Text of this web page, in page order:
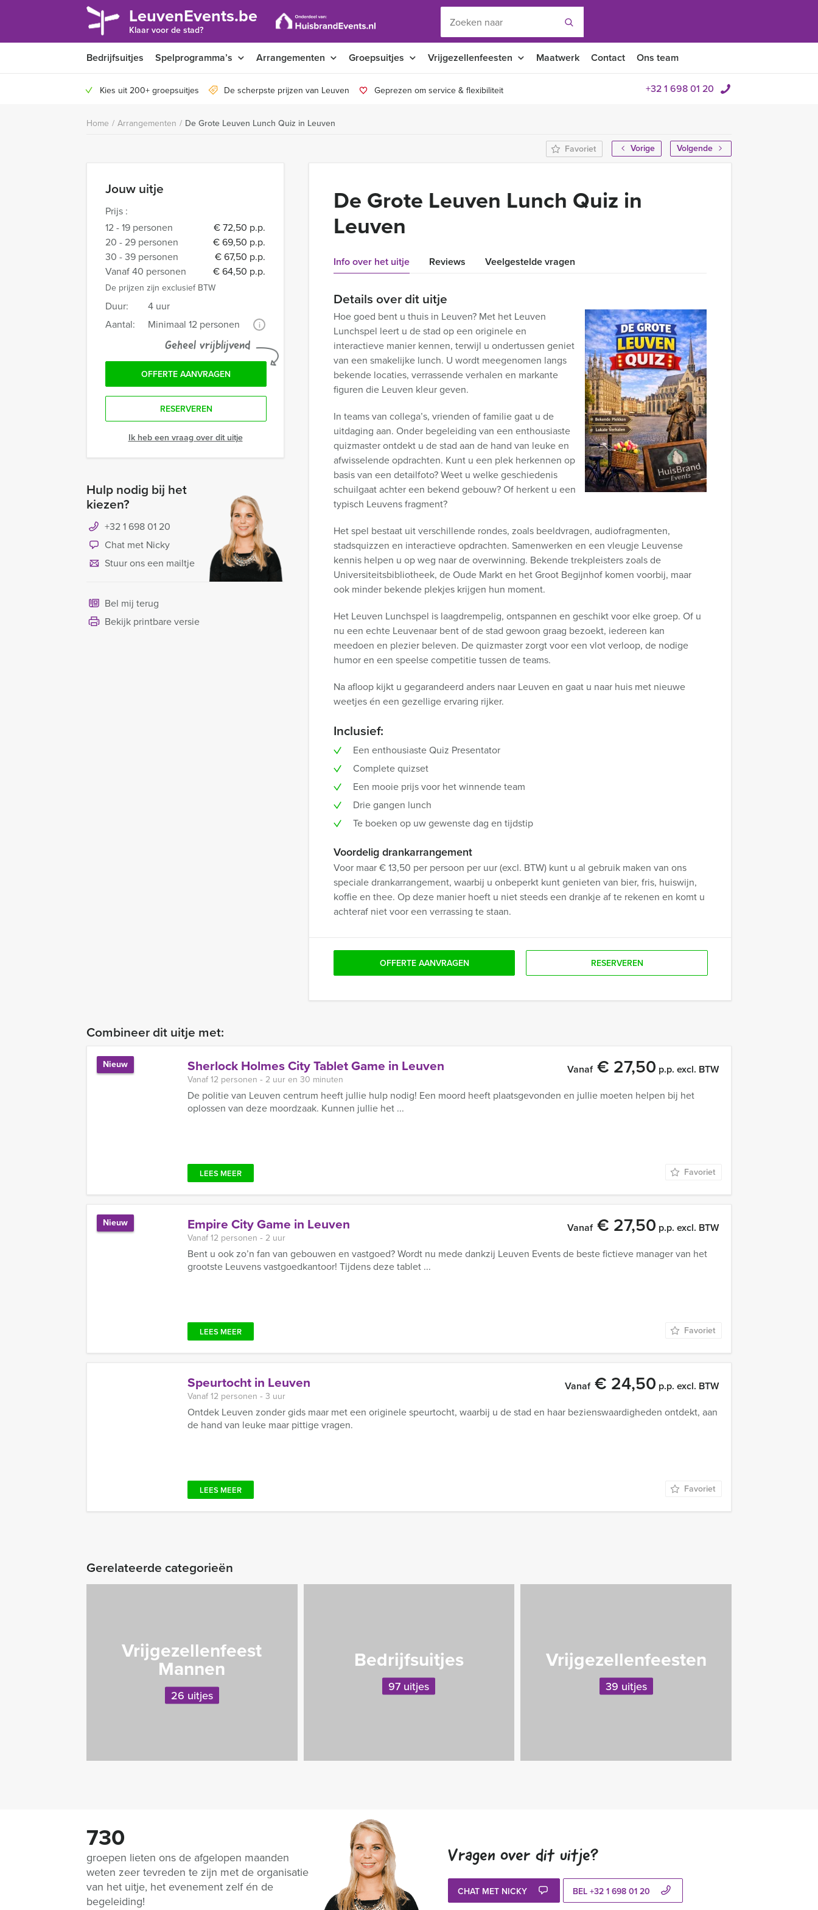
LeuvenEvents.be
Klaar voor de stad?
Bedrijfsuitjes Spelprogramma’s Arrangementen Groepsuitjes Vrijgezellenfeesten Maatwerk Contact Ons team
Kies uit 200+ groepsuitjes De scherpste prijzen van Leuven Geprezen om service & flexibiliteit +32 1 698 01 20
Home / Arrangementen / De Grote Leuven Lunch Quiz in Leuven
Vorige
Volgende
Favoriet
Jouw uitje
Prijs :
12 - 19 personen
€ 72,50 p.p.
20 - 29 personen
€ 69,50 p.p.
30 - 39 personen
€ 67,50 p.p.
Vanaf 40 personen
€ 64,50 p.p.
De prijzen zijn exclusief BTW
Duur:
4 uur
Aantal:
Minimaal 12 personen i
Geheel vrijblijvend
OFFERTE AANVRAGEN
RESERVEREN
Ik heb een vraag over dit uitje
Hulp nodig bij het
kiezen?
+32 1 698 01 20
Chat met Nicky
Stuur ons een mailtje
Bel mij terug
Bekijk printbare versie
De Grote Leuven Lunch Quiz in
Leuven
Info over het uitje Reviews Veelgestelde vragen
Details over dit uitje
Hoe goed bent u thuis in Leuven? Met het Leuven
Lunchspel leert u de stad op een originele en
interactieve manier kennen, terwijl u ondertussen geniet
van een smakelijke lunch. U wordt meegenomen langs
bekende locaties, verrassende verhalen en markante
figuren die Leuven kleur geven.
In teams van collega’s, vrienden of familie gaat u de
uitdaging aan. Onder begeleiding van een enthousiaste
quizmaster ontdekt u de stad aan de hand van leuke en
afwisselende opdrachten. Kunt u een plek herkennen op
basis van een detailfoto? Weet u welke geschiedenis
schuilgaat achter een bekend gebouw? Of herkent u een
typisch Leuvens fragment?
Het spel bestaat uit verschillende rondes, zoals beeldvragen, audiofragmenten,
stadsquizzen en interactieve opdrachten. Samenwerken en een vleugje Leuvense
kennis helpen u op weg naar de overwinning. Bekende trekpleisters zoals de
Universiteitsbibliotheek, de Oude Markt en het Groot Begijnhof komen voorbij, maar
ook minder bekende plekjes krijgen hun moment.
Het Leuven Lunchspel is laagdrempelig, ontspannen en geschikt voor elke groep. Of u
nu een echte Leuvenaar bent of de stad gewoon graag bezoekt, iedereen kan
meedoen en plezier beleven. De quizmaster zorgt voor een vlot verloop, de nodige
humor en een speelse competitie tussen de teams.
Na afloop kijkt u gegarandeerd anders naar Leuven en gaat u naar huis met nieuwe
weetjes én een gezellige ervaring rijker.
Inclusief:
Een enthousiaste Quiz Presentator
Complete quizset
Een mooie prijs voor het winnende team
Drie gangen lunch
Te boeken op uw gewenste dag en tijdstip
Voordelig drankarrangement
Voor maar € 13,50 per persoon per uur (excl. BTW) kunt u al gebruik maken van ons
speciale drankarrangement, waarbij u onbeperkt kunt genieten van bier, fris, huiswijn,
koffie en thee. Op deze manier hoeft u niet steeds een drankje af te rekenen en komt u
achteraf niet voor een verrassing te staan.
OFFERTE AANVRAGEN RESERVEREN
Combineer dit uitje met:
Sherlock Holmes City Tablet Game in Leuven
Nieuw Vanaf€ 27,50 p.p. excl. BTW
Vanaf 12 personen ‐ 2 uur en 30 minuten
De politie van Leuven centrum heeft jullie hulp nodig! Een moord heeft plaatsgevonden en jullie moeten helpen bij het
oplossen van deze moordzaak. Kunnen jullie het ...
LEES MEER Favoriet
Empire City Game in Leuven
Nieuw Vanaf€ 27,50 p.p. excl. BTW
Vanaf 12 personen ‐ 2 uur
Bent u ook zo’n fan van gebouwen en vastgoed? Wordt nu mede dankzij Leuven Events de beste fictieve manager van het
grootste Leuvens vastgoedkantoor! Tijdens deze tablet ...
LEES MEER Favoriet
Speurtocht in Leuven Vanaf€ 24,50 p.p. excl. BTW
Vanaf 12 personen ‐ 3 uur
Ontdek Leuven zonder gids maar met een originele speurtocht, waarbij u de stad en haar bezienswaardigheden ontdekt, aan
de hand van leuke maar pittige vragen.
LEES MEER Favoriet
Gerelateerde categorieën
Vrijgezellenfeest
Mannen
26 uitjes
Bedrijfsuitjes
97 uitjes
Vrijgezellenfeesten
39 uitjes
730
groepen lieten ons de afgelopen maanden
weten zeer tevreden te zijn met de organisatie
van het uitje, het evenement zelf én de
begeleiding!
Vragen over dit uitje?
CHAT MET NICKY BEL +32 1 698 01 20